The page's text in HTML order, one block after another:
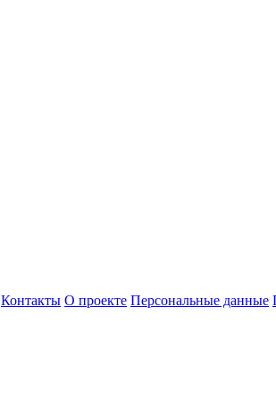
Контакты О проекте Персональные данные